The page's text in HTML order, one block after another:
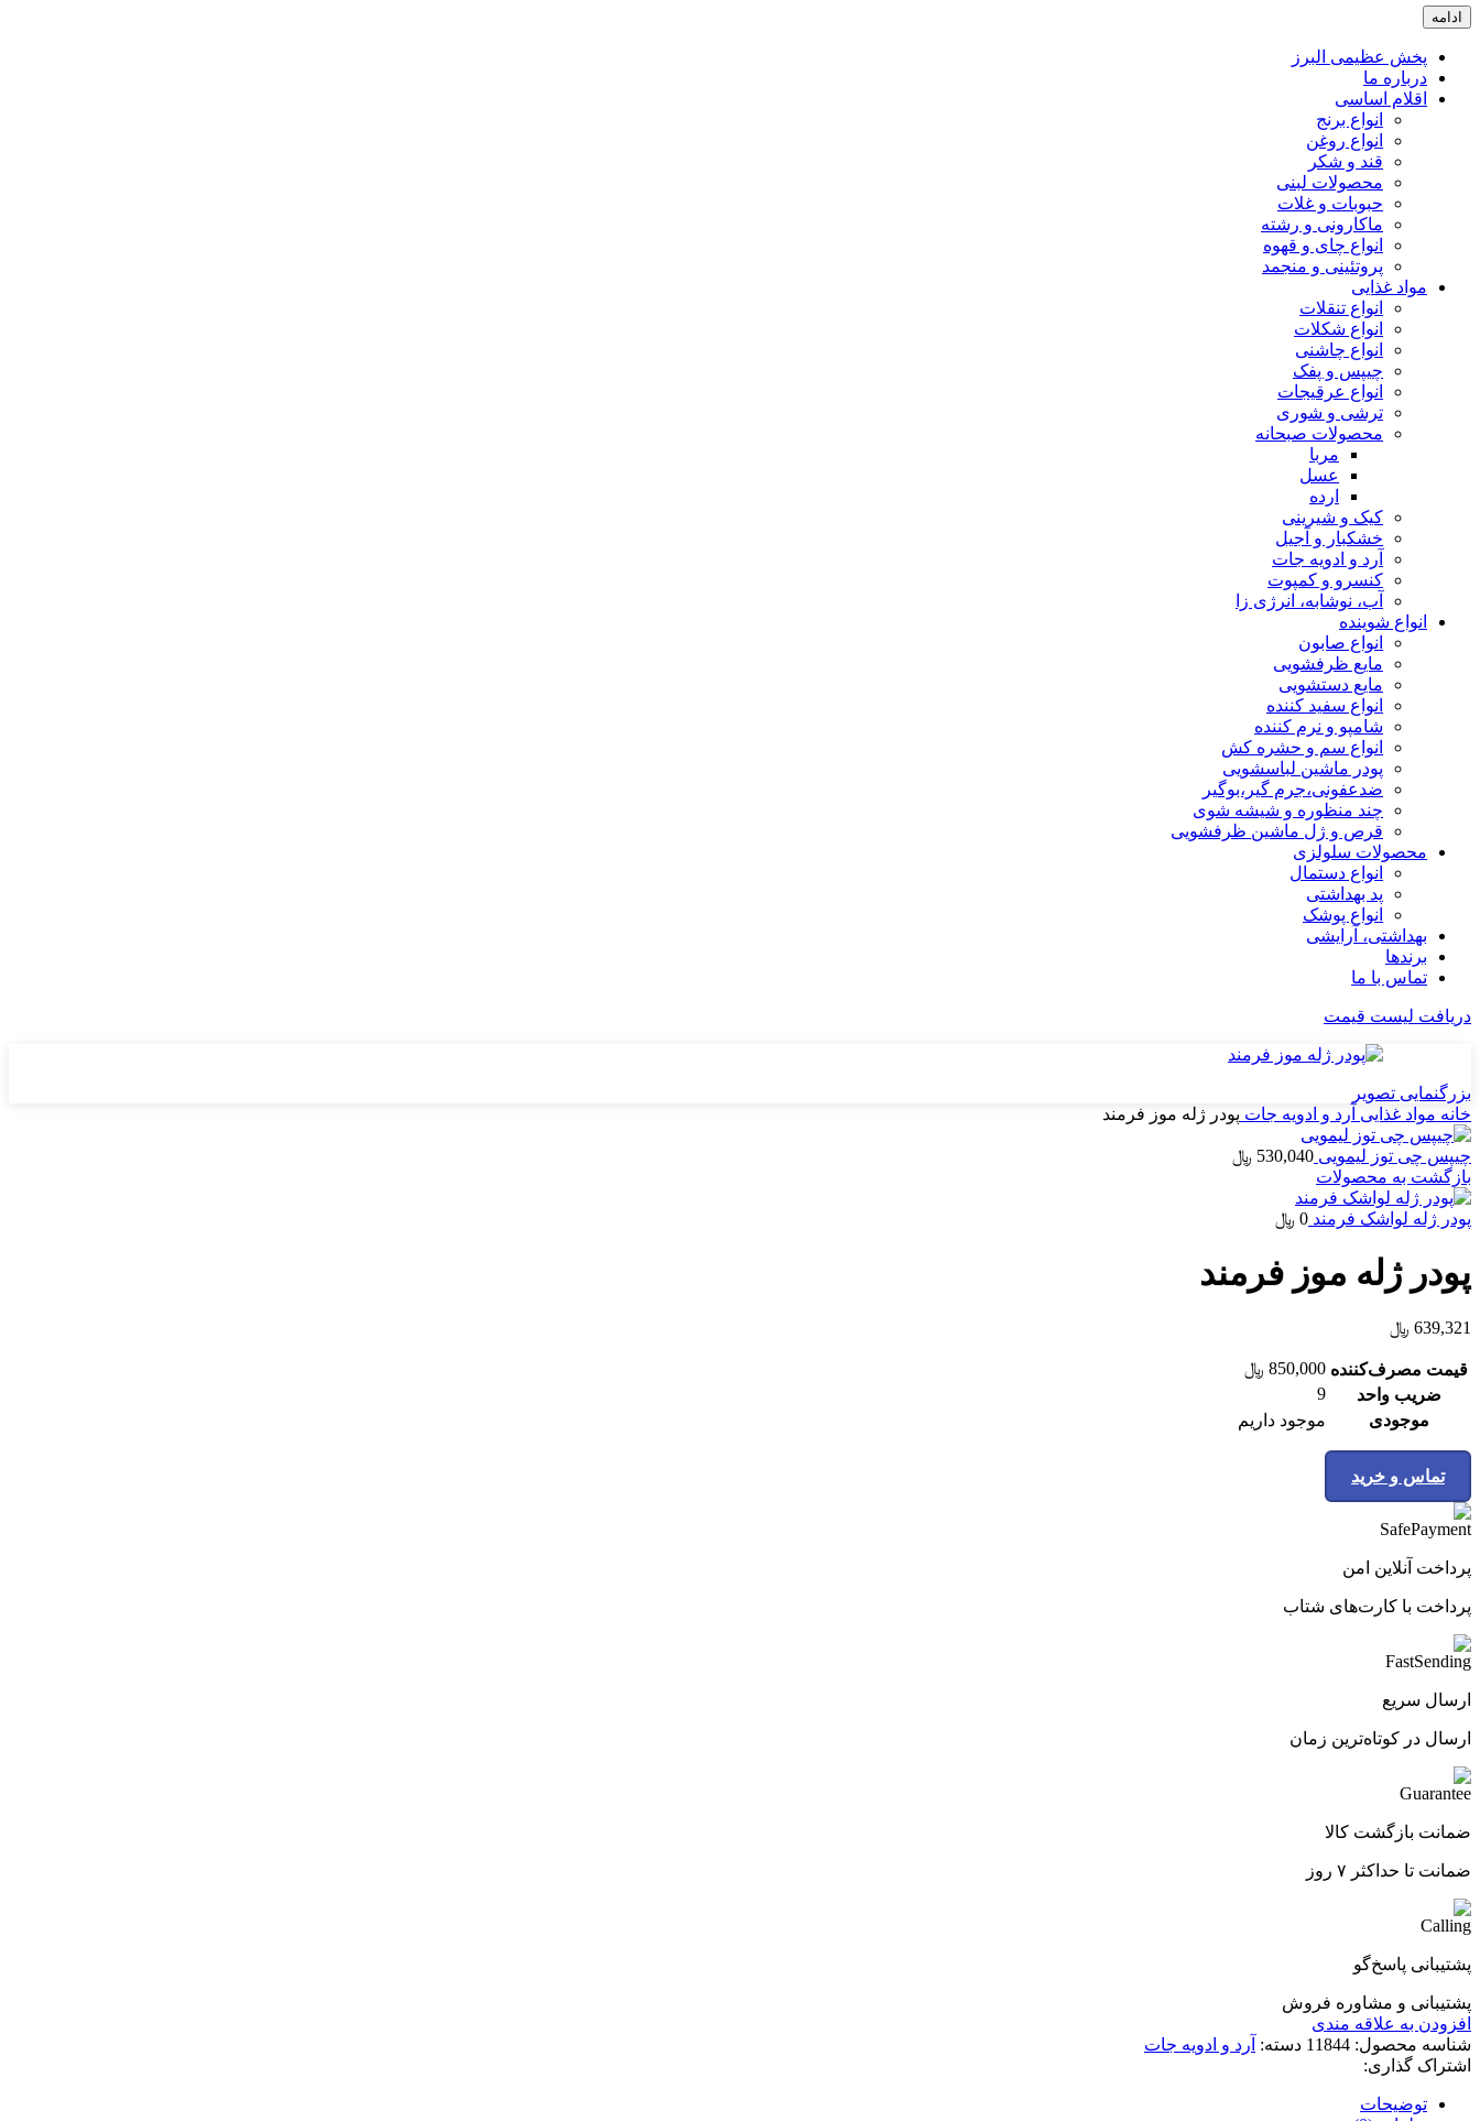
ادامه
پخش عظیمی البرز
درباره ما
اقلام اساسی
انواع برنج
انواع روغن
قند و شکر
محصولات لبنی
حبوبات و غلات
ماکارونی و رشته
انواع چای و قهوه
پروتئینی و منجمد
مواد غذایی
انواع تنقلات
انواع شکلات
انواع چاشنی
چیپس و پفک
انواع عرقیجات
ترشی و شوری
محصولات صبحانه
مربا
عسل
ارده
کیک و شیرینی
خشکبار و آجیل
آرد و ادویه جات
کنسرو و کمپوت
آب، نوشابه، انرژی زا
انواع شوینده
انواع صابون
مایع ظرفشویی
مایع دستشویی
انواع سفید کننده
شامپو و نرم کننده
انواع سم و حشره کش
پودر ماشین لباسشویی
ضدعفونی،جرم گیر،بوگیر
چند منظوره و شیشه شوی
قرص و ژل ماشین ظرفشویی
محصولات سلولزی
انواع دستمال
پد بهداشتی
انواع پوشک
بهداشتی، آرایشی
برندها
تماس با ما
دریافت لیست قیمت
بزرگنمایی تصویر
خانه مواد غذایی آرد و ادویه جات پودر ژله موز فرمند
چیپس چی توز لیمویی 530,040 ﷼
بازگشت به محصولات
پودر ژله لواشک فرمند 0 ﷼
پودر ژله موز فرمند
639,321 ﷼
قیمت مصرف‌کننده 850,000 ﷼
ضریب واحد
9
موجودی
موجود داریم
تماس و خرید
پرداخت آنلاین امن
پرداخت با کارت‌های شتاب
ارسال سریع
ارسال در کوتاه‌ترین زمان
ضمانت بازگشت کالا
ضمانت تا حداکثر ۷ روز
پشتیبانی پاسخ‌گو
پشتیبانی و مشاوره فروش
افزودن به علاقه مندی
شناسه محصول: 11844 دسته: آرد و ادویه جات
اشتراک گذاری:
توضیحات